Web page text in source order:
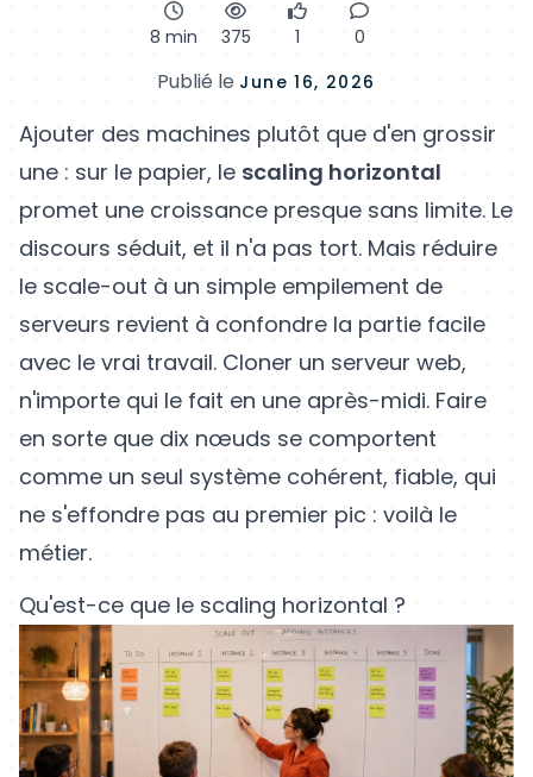
8 min 375 1 0
Publié le June 16, 2026
Ajouter des machines plutôt que d'en grossir
une : sur le papier, le scaling horizontal
promet une croissance presque sans limite. Le
discours séduit, et il n'a pas tort. Mais réduire
le scale-out à un simple empilement de
serveurs revient à confondre la partie facile
avec le vrai travail. Cloner un serveur web,
n'importe qui le fait en une après-midi. Faire
en sorte que dix nœuds se comportent
comme un seul système cohérent, fiable, qui
ne s'effondre pas au premier pic : voilà le
métier.
Qu'est-ce que le scaling horizontal ?